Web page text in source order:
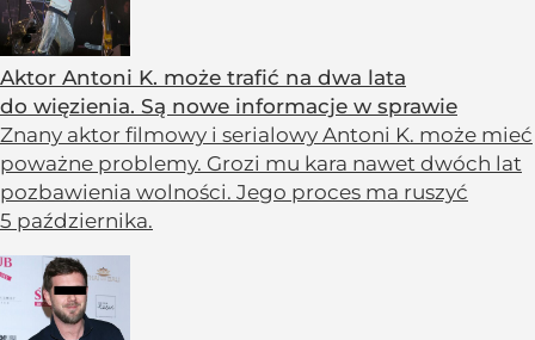
Aktor Antoni K. może trafić na dwa lata
do więzienia. Są nowe informacje w sprawie
Znany aktor filmowy i serialowy Antoni K. może mieć
poważne problemy. Grozi mu kara nawet dwóch lat
pozbawienia wolności. Jego proces ma ruszyć
5 października.